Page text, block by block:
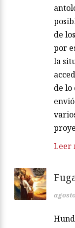
de
por
la
de lo
Leer